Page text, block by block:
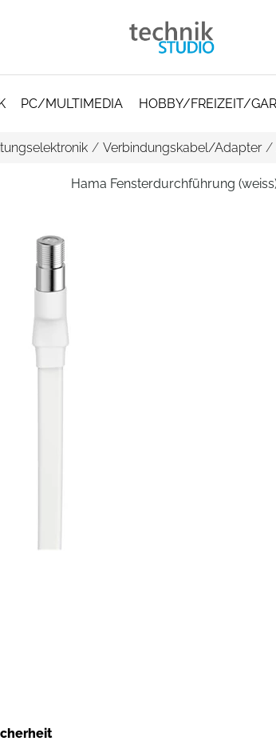
PC/MULTIMEDIA HOBBY/FREIZEIT/
/ Verbindungskabel/Adapter /
Hama Fensterdurchführung